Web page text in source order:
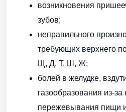
возникновения
зубов;
неправильного
требующих верхнего
Щ, Д, Т, Ш, Ж;
болей в желудке,
газообразования из-за
пережевывания пищи